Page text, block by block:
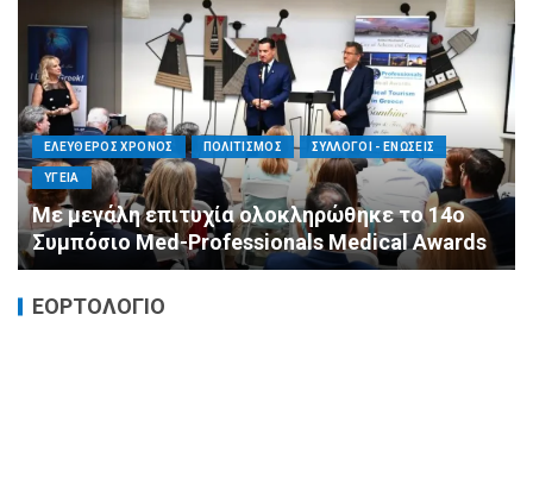
ΕΛΕΥΘΕΡΟΣ ΧΡΟΝΟΣ ΟΙΚΟΝΟΜΙΑ ΥΓΕΙΑ
Καταστροφικές δαπάνες υγείας και η
αντιμετώπισή τους
ΕΟΡΤΟΛΟΓΙΟ